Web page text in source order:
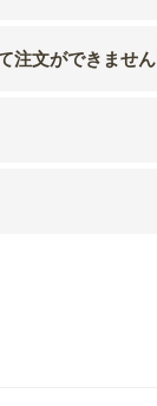
注文ができません